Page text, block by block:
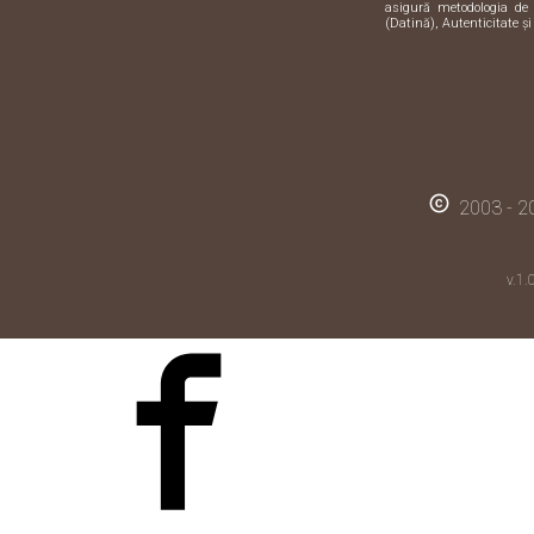
asigură metodologia
(Datină), Autenticitate
copyright 2003 -